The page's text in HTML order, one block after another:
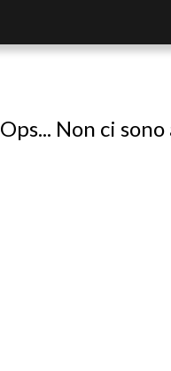
Ops... Non ci